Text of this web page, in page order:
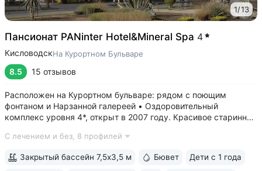
1/13
Пансионат PANinter Hotel&Mineral Spa 4
КисловодскНа Курортном Бульваре
8.5 15 отзывов
Расположен на Курортном бульваре: рядом с поющим
фонтаном и Нарзанной галереей • Оздоровительный
комплекс уровня 4*, открыт в 2007 году. Красивое старинное
с видом на главную улицу города. Во всех номерах:
С лечением и без, 8 профилей
Закрытый бассейн 7,5х3,5 м Бювет Дети с 1 года